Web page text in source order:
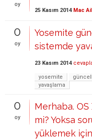
oy
25 Kasım 2014 Mac
0
oy
Yosemite
sistemde
23 Kasım 2014
yosemite
yavaşlama
0
oy
Merhaba.
mi? Yoksa
yüklemek